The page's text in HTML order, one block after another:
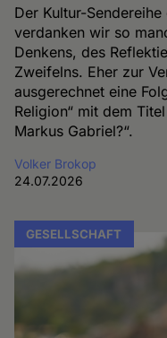
Der Kultur-Sendereihe
verdanken wir so
Denkens, des
Zweifelns. Eher zur
ausgerechnet eine
Religion“ mit dem
Markus Gabriel?“.
Volker Brokop
24.07.2026
GESELLSCHAFT